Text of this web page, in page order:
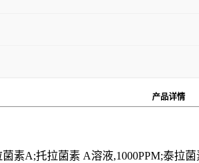
产品详情
素A;托拉菌素 A溶液,1000PPM;泰拉